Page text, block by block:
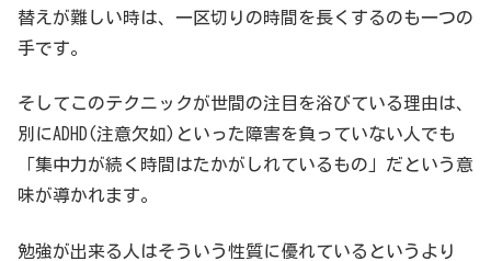
替えが難しい時は、一区切りの時間を長くするのも一つの
手です。
そしてこのテクニックが世間の注目を浴びている理由は、
別にADHD(注意欠如)といった障害を負っていない人でも
「集中力が続く時間はたかがしれているもの」だという意
味が導かれます。
勉強が出来る人はそういう性質に優れているというより